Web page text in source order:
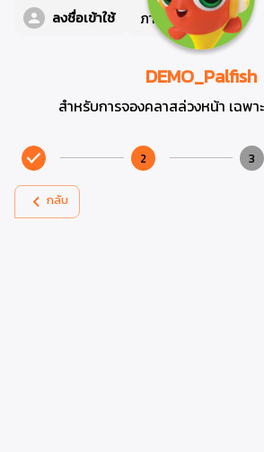
ลงชื่อเข้าใช้ ภาษา TH
DEMO_Palfish
สำหรับการจองคลาสล่วงหน้า เฉพา
2 3
กลับ